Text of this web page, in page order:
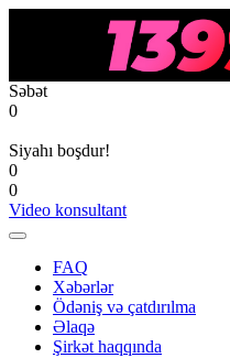
Səbət
0
Siyahı boşdur!
0
0
Video konsultant
FAQ
Xəbərlər
Ödəniş və çatdırılma
Əlaqə
Şirkət haqqında